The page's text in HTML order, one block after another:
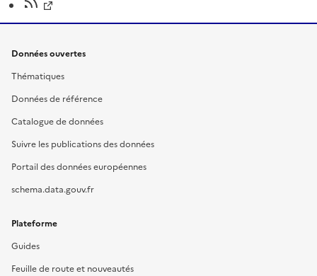
Données ouvertes
Thématiques
Données de référence
Catalogue de données
Suivre les publications des données
Portail des données européennes
schema.data.gouv.fr
Plateforme
Guides
Feuille de route et nouveautés